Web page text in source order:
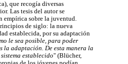
que recogía diversas
Las tesis del autor se
empírica sobre la juventud.
de siglo: la nueva
establecida, por su adaptación
le sea posible, para poder
la adaptación. De esta manera la
establecido" (Blücher,